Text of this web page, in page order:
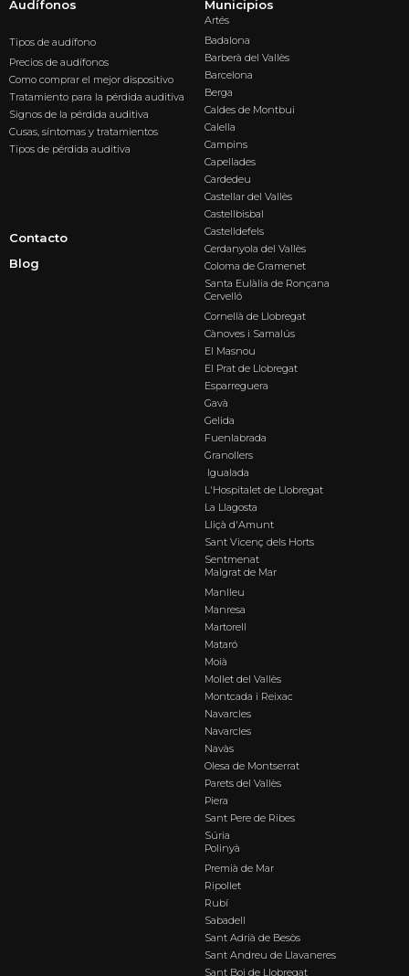
Audífonos
Tipos de audífono
Precios de audífonos
Como comprar el mejor dispositivo
Tratamiento para la pérdida auditiva
Signos de la pérdida auditiva
Cusas, síntomas y tratamientos
Tipos de pérdida auditiva
Contacto
Blog
Municipios
Artés
Badalona
Barberà del Vallès
Barcelona
Berga
Caldes de Montbui
Calella
Campins
Capellades
Cardedeu
Castellar del Vallès
Castellbisbal
Castelldefels
Cerdanyola del Vallès
Coloma de Gramenet
Santa Eulàlia de Ronçana
Cervelló
Cornellà de Llobregat
Cànoves i Samalús
El Masnou
El Prat de Llobregat
Esparreguera
Gavà
Gelida
Fuenlabrada
Granollers
Igualada
L'Hospitalet de Llobregat
La Llagosta
Lliçà d'Amunt
Sant Vicenç dels Horts
Sentmenat
Malgrat de Mar
Manlleu
Manresa
Martorell
Mataró
Moià
Mollet del Vallès
Montcada i Reixac
Navarcles
Navarcles
Navàs
Olesa de Montserrat
Parets del Vallès
Piera
Sant Pere de Ribes
Súria
Polinyà
Premià de Mar
Ripollet
Rubí
Sabadell
Sant Adrià de Besòs
Sant Andreu de Llavaneres
Sant Boi de Llobregat